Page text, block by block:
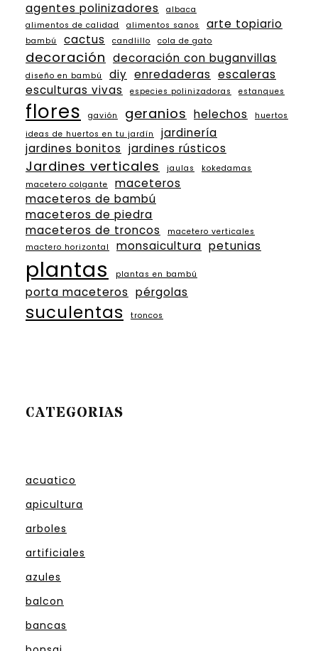
agentes polinizadores
albaca
alimentos de calidad
alimentos sanos arte topiario
bambú cactus candlillo cola de gato
decoración decoración con buganvillas
diseño en bambú diy enredaderas escaleras
esculturas vivas
especies polinizadoras estanques
flores gavión geranios helechos
huertos
ideas de huertos en tu jardín
jardinería
jardines bonitos jardines rústicos
Jardines verticales jaulas
kokedamas
macetero colgante
maceteros
maceteros de bambú
maceteros de piedra
maceteros de troncos
macetero verticales
mactero horizontal
monsaicultura petunias
plantas plantas en bambú
porta maceteros pérgolas
suculentas troncos
CATEGORIAS
acuatico
apicultura
arboles
artificiales
azules
balcon
bancas